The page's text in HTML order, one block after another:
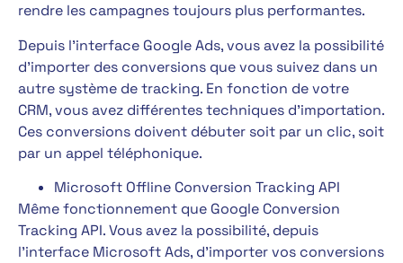
rendre les campagnes toujours plus performantes.
Depuis l’interface Google Ads, vous avez la possibilité
d’importer des conversions que vous suivez dans un
autre système de tracking. En fonction de votre
CRM, vous avez différentes techniques d’importation.
Ces conversions doivent débuter soit par un clic, soit
par un appel téléphonique.
Microsoft Offline Conversion Tracking API
Même fonctionnement que Google Conversion
Tracking API. Vous avez la possibilité, depuis
l’interface Microsoft Ads, d’importer vos conversions